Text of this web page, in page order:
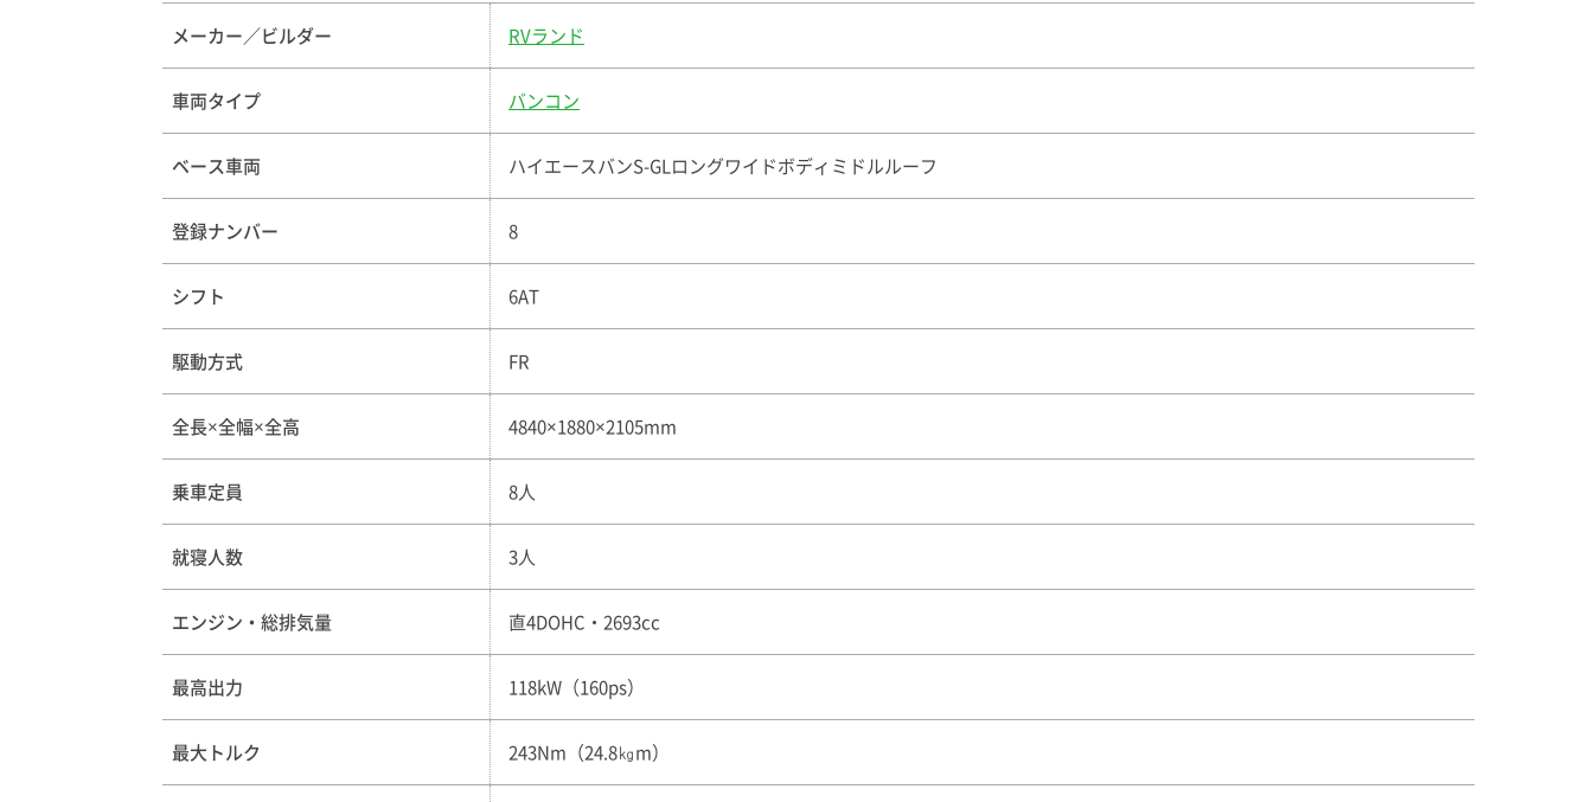
メーカー／ビルダー RVランド
車両タイプ バンコン
ベース車両 ハイエースバンS-GLロングワイドボディミドルルーフ
登録ナンバー 8
シフト 6AT
駆動方式 FR
全長×全幅×全高 4840×1880×2105mm
乗車定員 8人
就寝人数 3人
エンジン・総排気量 直4DOHC・2693cc
最高出力 118kW（160ps）
最大トルク 243Nm（24.8㎏m）